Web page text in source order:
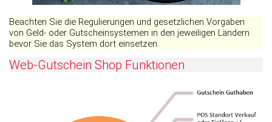
Beachten Sie die Regulierungen und gesetzlichen Vorgaben
von Geld- oder Gutscheinsystemen in den jeweiligen Ländern
bevor Sie das System dort einsetzen.
Web-Gutschein Shop Funktionen